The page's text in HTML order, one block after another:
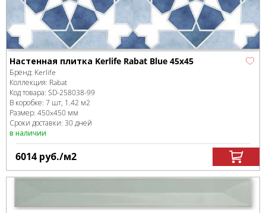
Настенная плитка Kerlife Rabat Blue 45x45
Бренд: Kerlife
Коллекция: Rabat
Код товара: SD-258038-99
В коробке: 7 шт, 1.42 м2
Размер: 450x450 мм
Сроки доставки: 30 дней
в наличии
6014 руб./м2